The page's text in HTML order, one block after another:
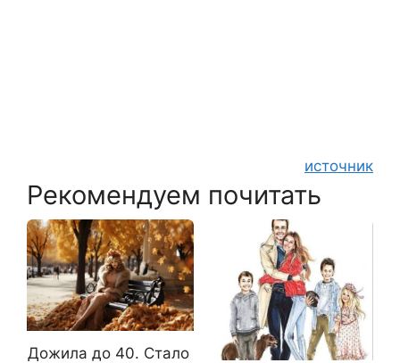
источник
Рекомендуем почитать
Дожила до 40. Стало